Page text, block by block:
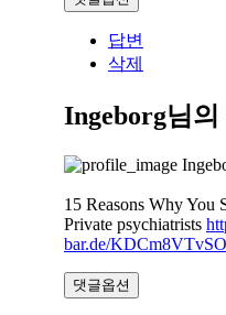
답변
삭제
Ingeborg님의
15 Reasons Why You
Private psychiatrists
bar.de/
댓글옵션